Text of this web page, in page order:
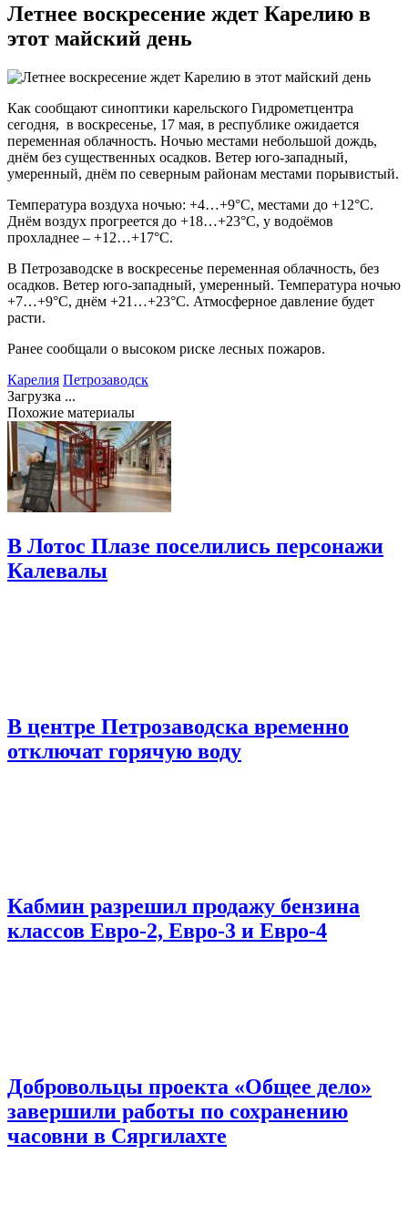
Летнее воскресение ждет Карелию в
этот майский день
Как сообщают синоптики карельского Гидрометцентра
сегодня, в воскресенье, 17 мая, в республике ожидается
переменная облачность. Ночью местами небольшой дождь,
днём без существенных осадков. Ветер юго-западный,
умеренный, днём по северным районам местами порывистый.
Температура воздуха ночью: +4…+9°С, местами до +12°С.
Днём воздух прогреется до +18…+23°С, у водоёмов
прохладнее – +12…+17°С.
В Петрозаводске в воскресенье переменная облачность, без
осадков. Ветер юго-западный, умеренный. Температура ночью
+7…+9°С, днём +21…+23°С. Атмосферное давление будет
расти.
Ранее сообщали о высоком риске лесных пожаров.
Карелия Петрозаводск
Загрузка ...
Похожие материалы
В Лотос Плазе поселились персонажи
Калевалы
В центре Петрозаводска временно
отключат горячую воду
Кабмин разрешил продажу бензина
классов Евро-2, Евро-3 и Евро-4
Добровольцы проекта «Общее дело»
завершили работы по сохранению
часовни в Сяргилахте